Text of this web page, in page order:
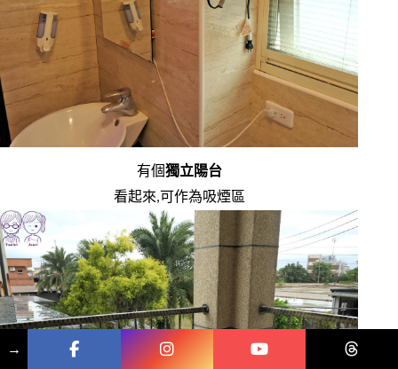
有個獨立陽台
看起來,可作為吸煙區
→